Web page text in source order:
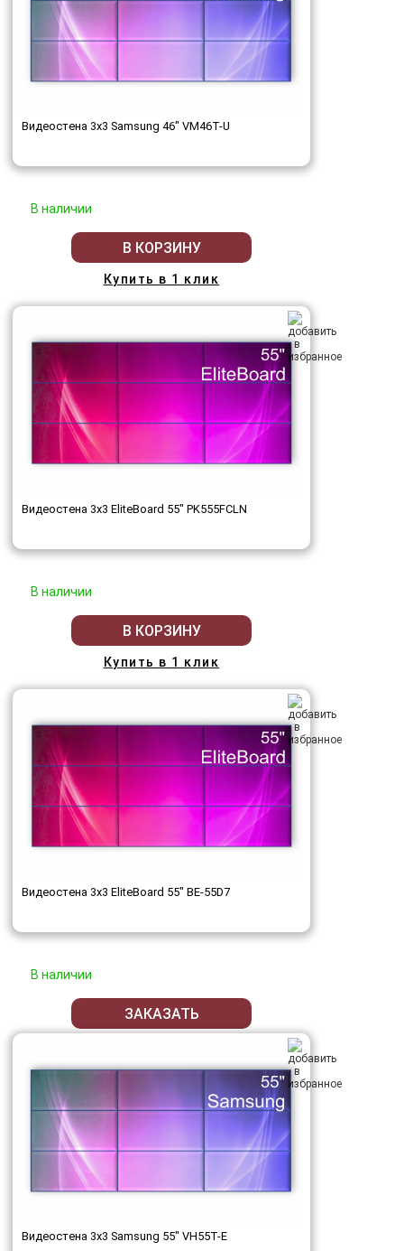
Видеостена 3x3 Samsung 46" VM46T-U
В наличии
В КОРЗИНУ
Купить в 1 клик
Видеостена 3x3 EliteBoard 55" PK555FCLN
В наличии
В КОРЗИНУ
Купить в 1 клик
Видеостена 3x3 EliteBoard 55" BE-55D7
В наличии
ЗАКАЗАТЬ
Видеостена 3x3 Samsung 55" VH55T-E